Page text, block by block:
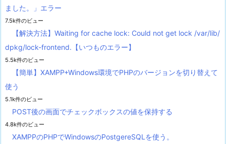
ました。」エラー
7.5k件のビュー
【解決方法】Waiting for cache lock: Could not get lock /var/lib/
dpkg/lock-frontend.【いつものエラー】
5.5k件のビュー
【簡単】XAMPP+Windows環境でPHPのバージョンを切り替えて
使う
5.1k件のビュー
POST後の画面でチェックボックスの値を保持する
4.8k件のビュー
XAMPPのPHPでWindowsのPostgereSQLを使う。